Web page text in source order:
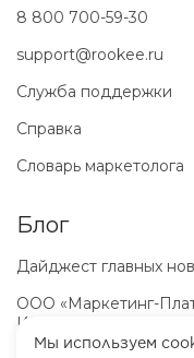
Мы используем
Блог
Дайджест главных
ООО «Маркетинг-
ИНН
ОГРН 1257100003863
8 800 700-59-30
support@rookee.ru
Служба поддержки
Справка
Словарь маркетолога